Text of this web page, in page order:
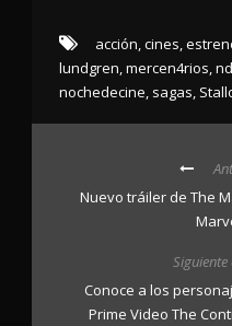
acción,cines,
lundgren,mercen4rios,
nochedecine, sagas,
Nuevo tráiler de The
Conoce a los
Prime Video The